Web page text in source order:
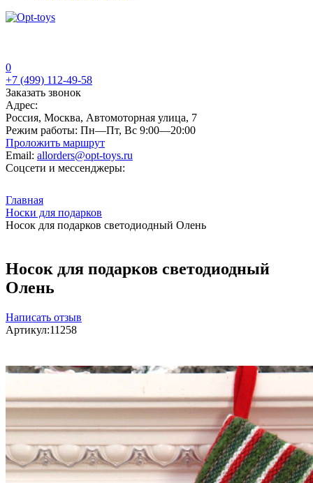
0
+7 (499) 112-49-58
Заказать звонок
Адрес:
Россия, Москва, Автомоторная улица, 7
Режим работы: Пн—Пт, Вс 9:00—20:00
Проложить маршрут
Email: allorders@opt-toys.ru
Соцсети и мессенджеры:
Главная
Носки для подарков
Носок для подарков светодиодный Олень
Носок для подарков светодиодный
Олень
Написать отзыв
Артикул:11258